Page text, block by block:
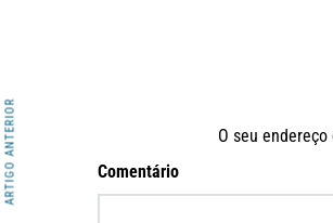
O seu
Comentário
ARTIGO ANTERIOR